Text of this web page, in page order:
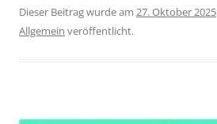
Dieser Beitrag wurde am 27. Oktober 2025
Allgemein veröffentlicht.